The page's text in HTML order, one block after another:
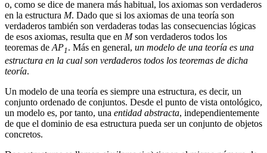
o, como se dice de manera más habitual, los axiomas son verdaderos
en la estructura M. Dado que si los axiomas de una teoría son
verdaderos también son verdaderas todas las consecuencias lógicas
de esos axiomas, resulta que en Mson verdaderos todos los
teoremas de AP1 . Más en general, un modelo de una teoría es una
estructura en la cual son verdaderos todos los teoremas de dicha
teoría.
Un modelo de una teoría es siempre una estructura, es decir, un
conjunto ordenado de conjuntos. Desde el punto de vista ontológico,
un modelo es, por tanto, una entidad abstracta, independientemente
de que el dominio de esa estructura pueda ser un conjunto de objetos
concretos.